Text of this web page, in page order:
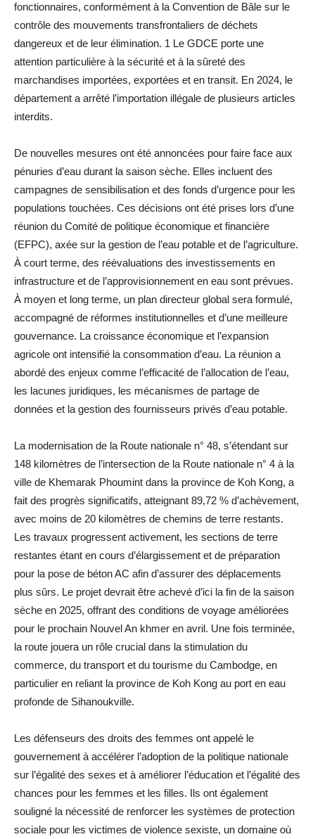
fonctionnaires, conformément à la Convention de Bâle sur le
contrôle des mouvements transfrontaliers de déchets
dangereux et de leur élimination. 1 Le GDCE porte une
attention particulière à la sécurité et à la sûreté des
marchandises importées, exportées et en transit. En 2024, le
département a arrêté l’importation illégale de plusieurs articles
interdits.
De nouvelles mesures ont été annoncées pour faire face aux
pénuries d’eau durant la saison sèche. Elles incluent des
campagnes de sensibilisation et des fonds d’urgence pour les
populations touchées. Ces décisions ont été prises lors d’une
réunion du Comité de politique économique et financière
(EFPC), axée sur la gestion de l’eau potable et de l’agriculture.
À court terme, des réévaluations des investissements en
infrastructure et de l’approvisionnement en eau sont prévues.
À moyen et long terme, un plan directeur global sera formulé,
accompagné de réformes institutionnelles et d’une meilleure
gouvernance. La croissance économique et l’expansion
agricole ont intensifié la consommation d’eau. La réunion a
abordé des enjeux comme l’efficacité de l’allocation de l’eau,
les lacunes juridiques, les mécanismes de partage de
données et la gestion des fournisseurs privés d’eau potable.
La modernisation de la Route nationale n° 48, s’étendant sur
148 kilomètres de l’intersection de la Route nationale n° 4 à la
ville de Khemarak Phoumint dans la province de Koh Kong, a
fait des progrès significatifs, atteignant 89,72 % d’achèvement,
avec moins de 20 kilomètres de chemins de terre restants.
Les travaux progressent activement, les sections de terre
restantes étant en cours d’élargissement et de préparation
pour la pose de béton AC afin d’assurer des déplacements
plus sûrs. Le projet devrait être achevé d’ici la fin de la saison
sèche en 2025, offrant des conditions de voyage améliorées
pour le prochain Nouvel An khmer en avril. Une fois terminée,
la route jouera un rôle crucial dans la stimulation du
commerce, du transport et du tourisme du Cambodge, en
particulier en reliant la province de Koh Kong au port en eau
profonde de Sihanoukville.
Les défenseurs des droits des femmes ont appelé le
gouvernement à accélérer l’adoption de la politique nationale
sur l’égalité des sexes et à améliorer l’éducation et l’égalité des
chances pour les femmes et les filles. Ils ont également
souligné la nécessité de renforcer les systèmes de protection
sociale pour les victimes de violence sexiste, un domaine où